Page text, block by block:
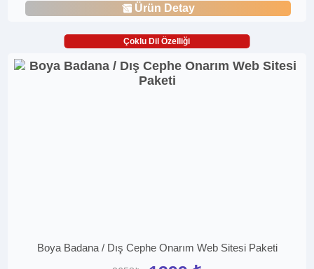
Ürün Detay
Çoklu Dil Özelliği
Boya Badana / Dış Cephe Onarım Web Sitesi Paketi